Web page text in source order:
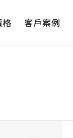
客戶案例